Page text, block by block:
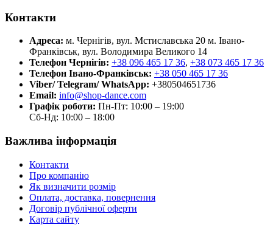
Контакти
Адреса: м. Чернігів, вул. Мстиславська 20 м. Івано-
Франківськ, вул. Володимира Великого 14
Телефон Чернігів: +38 096 465 17 36, +38 073 465 17 36
Телефон Івано-Франківськ: +38 050 465 17 36
Viber/ Telegram/ WhatsApp: +380504651736
Email: info@shop-dance.com
Графік роботи: Пн-Пт: 10:00 – 19:00
Сб-Нд: 10:00 – 18:00
Важлива інформація
Контакти
Про компанію
Як визначити розмір
Оплата, доставка, повернення
Договір публічної оферти
Карта сайту